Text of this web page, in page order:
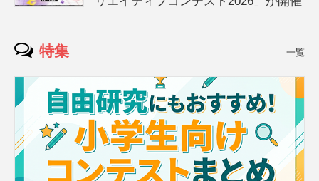
特集 一覧